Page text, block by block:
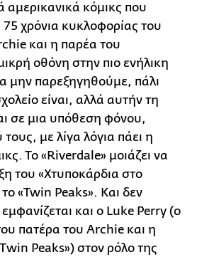
αμερικανικά κόμικς που
75 χρόνια κυκλοφορίας του
και η παρέα του
οθόνη στην πιο ενήλικη
μην παρεξηγηθούμε, πάλι
είναι, αλλά αυτήν τη
σε μια υπόθεση φόνου,
με λίγα λόγια πάει η
Το «Riverdale» μοιάζει να
του «Χτυποκάρδια στο
«Twin Peaks». Και δεν
και ο Luke Perry (ο
πατέρα του Archie και η
Peaks») στον ρόλο της